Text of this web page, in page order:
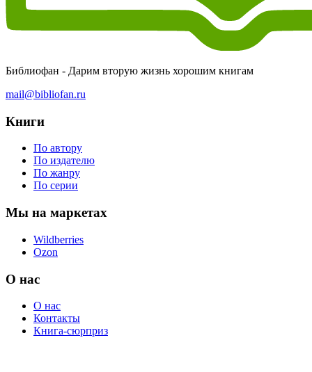
Библиофан - Дарим вторую жизнь хорошим книгам
mail@bibliofan.ru
Книги
По автору
По издателю
По жанру
По серии
Мы на маркетах
Wildberries
Ozon
О нас
О нас
Контакты
Книга-сюрприз